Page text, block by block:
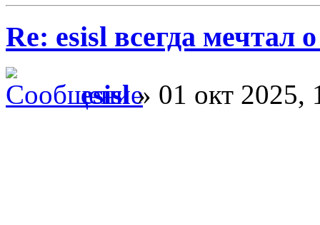
Re: esisl всегда мечтал
esisl» 01 окт 2025,